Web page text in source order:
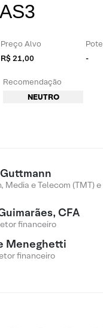
Preço Alvo
R$ 21,00
-
Recomendação
NEUTRO
Media e Telecom (TMT)
CFA
financeiro
Meneghetti
financeiro